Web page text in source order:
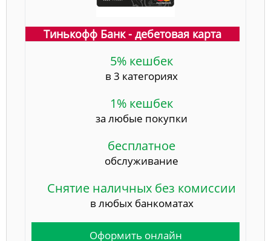
Тинькофф Банк - дебетовая карта
5% кешбек
в 3 категориях
1% кешбек
за любые покупки
бесплатное
обслуживание
Снятие наличных без комиссии
в любых банкоматах
Оформить онлайн